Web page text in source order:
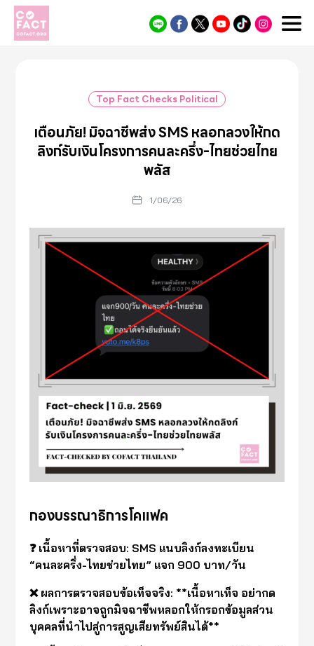
Cofact
Top Fact Checks Political
เตือนภัย! มิจฉาชีพส่ง SMS หลอกลวงให้กด
ลิงก์รับเงินโครงการคนละครึ่ง-ไทยช่วยไทย
พลัส
1/06/26
กองบรรณาธิการโคแฟค
❓ เนื้อหาที่ตรวจสอบ: SMS แนบลิงก์ลงทะเบียน
“คนละครึ่ง-ไทยช่วยไทย” แจก 900 บาท/วัน
❌ ผลการตรวจสอบข้อเท็จจริง: **เนื้อหาเท็จ อย่ากด
ลิงก์เพราะอาจถูกมิจฉาชีพหลอกให้กรอกข้อมูลส่วน
บุคคลที่นำไปสู่การสูญเสียทรัพย์สินได้**